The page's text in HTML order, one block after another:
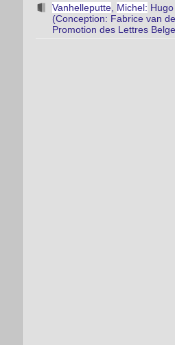
Vanhelleputte Michel:
(Conception: Fabrice van
Promotion des Lettres